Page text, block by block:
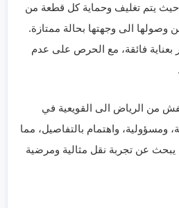
حيث يتم تغليف وحماية كل قطعة من
وصولها الى وجهتها بحالة ممتازة.
بعناية فائقة، مع الحرص على عدم
من الرياض الى القويعية في
ومسؤولية، واهتمام بالتفاصيل، مما
يبحث عن تجربة نقل مثالية ومرضية